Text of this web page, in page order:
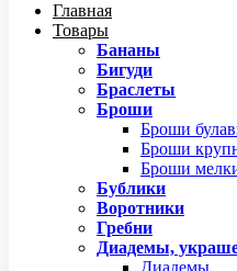
Главная
Товары
Бананы
Бигуди
Браслеты
Броши
Броши
Броши
Броши
Бублики
Воротники
Гребни
Диадемы,
Диадемы